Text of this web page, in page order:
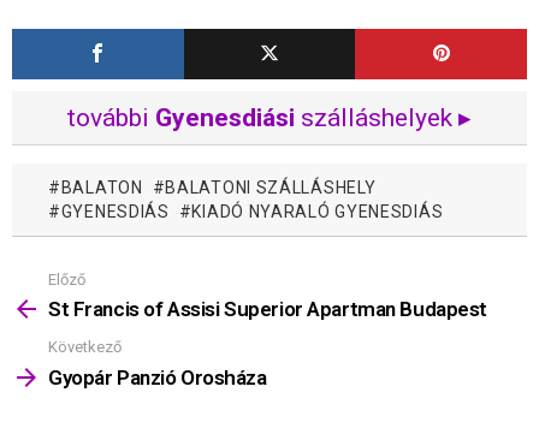
további Gyenesdiási szálláshelyek ▸
BALATON
BALATONI SZÁLLÁSHELY
GYENESDIÁS
KIADÓ NYARALÓ GYENESDIÁS
Mutass
többet
Előző
St Francis of Assisi Superior Apartman Budapest
Következő
Gyopár Panzió Orosháza